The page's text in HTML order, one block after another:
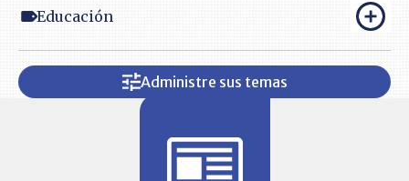
Educación
Administre sus temas